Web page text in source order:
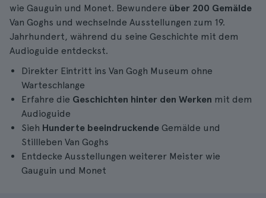
wie Gauguin und Monet. Bewundere über 200 Gemälde
Van Goghs und wechselnde Ausstellungen zum 19.
Jahrhundert, während du seine Geschichte mit dem
Audioguide entdeckst.
Direkter Eintritt ins Van Gogh Museum ohne
Warteschlange
Erfahre die Geschichten hinter den Werken mit dem
Audioguide
Sieh Hunderte beeindruckende Gemälde und
Stillleben Van Goghs
Entdecke Ausstellungen weiterer Meister wie
Gauguin und Monet